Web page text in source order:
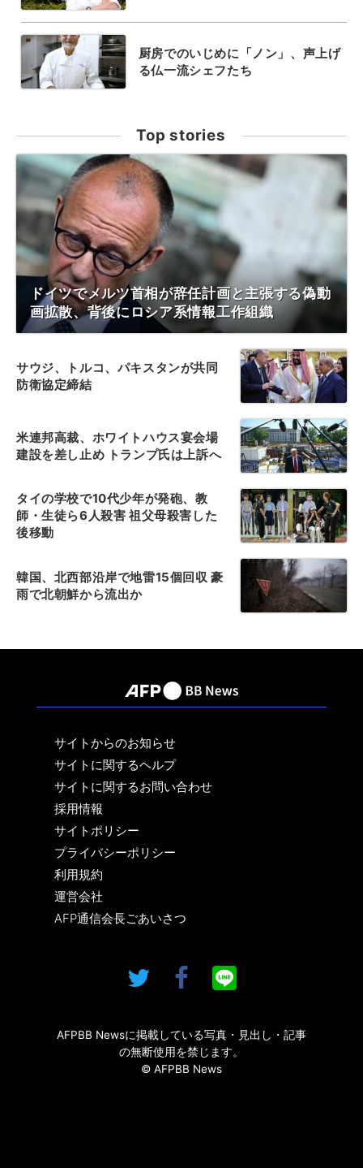
厨房でのいじめに「ノン」、声上げ
る仏一流シェフたち
Top stories
ドイツでメルツ首相が辞任計画と主張する偽動
画拡散、背後にロシア系情報工作組織
サウジ、トルコ、パキスタンが共同
防衛協定締結
米連邦高裁、ホワイトハウス宴会場
建設を差し止め トランプ氏は上訴へ
タイの学校で10代少年が発砲、教
師・生徒ら6人殺害 祖父母殺害した
後移動
韓国、北西部沿岸で地雷15個回収 豪
雨で北朝鮮から流出か
サイトからのお知らせ
サイトに関するヘルプ
サイトに関するお問い合わせ
採用情報
サイトポリシー
プライバシーポリシー
利用規約
運営会社
AFP通信会長ごあいさつ
AFPBB Newsに掲載している写真・見出し・記事
の無断使用を禁じます。
© AFPBB News